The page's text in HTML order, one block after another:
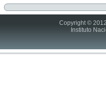
Copyright ©
Instituto